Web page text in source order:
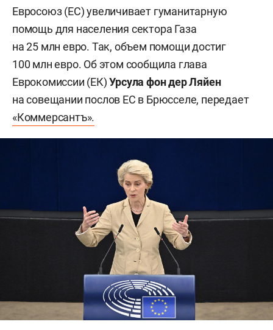
Евросоюз (ЕС) увеличивает гуманитарную
помощь для населения сектора Газа
на 25 млн евро. Так, объем помощи достиг
100 млн евро. Об этом сообщила глава
Еврокомиссии (ЕК)Урсула фон дер Ляйен
на совещании послов ЕС в Брюсселе, передает
«Коммерсантъ».